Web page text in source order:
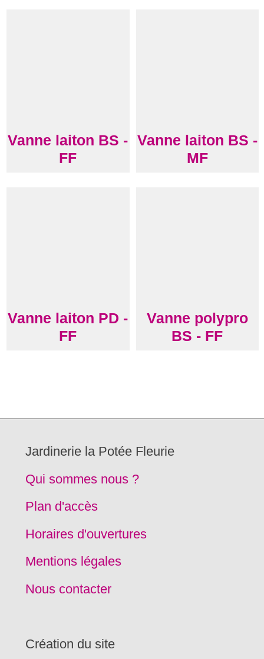
Vanne laiton BS -
FF
Vanne laiton BS -
MF
Vanne laiton PD -
FF
Vanne polypro
BS - FF
Jardinerie la Potée Fleurie
Qui sommes nous ?
Plan d'accès
Horaires d'ouvertures
Mentions légales
Nous contacter
Création du site